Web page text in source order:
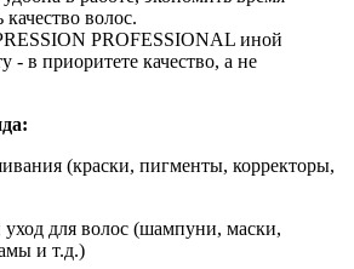
волос.
PROFESSIONAL иной
- в приоритете качество, а не
(краски, пигменты, корректоры,
для волос (шампуни, маски,
и т.д.)